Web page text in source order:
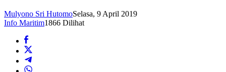
Mulyono Sri HutomoSelasa, 9 April 2019
Info Maritim1866 Dilihat